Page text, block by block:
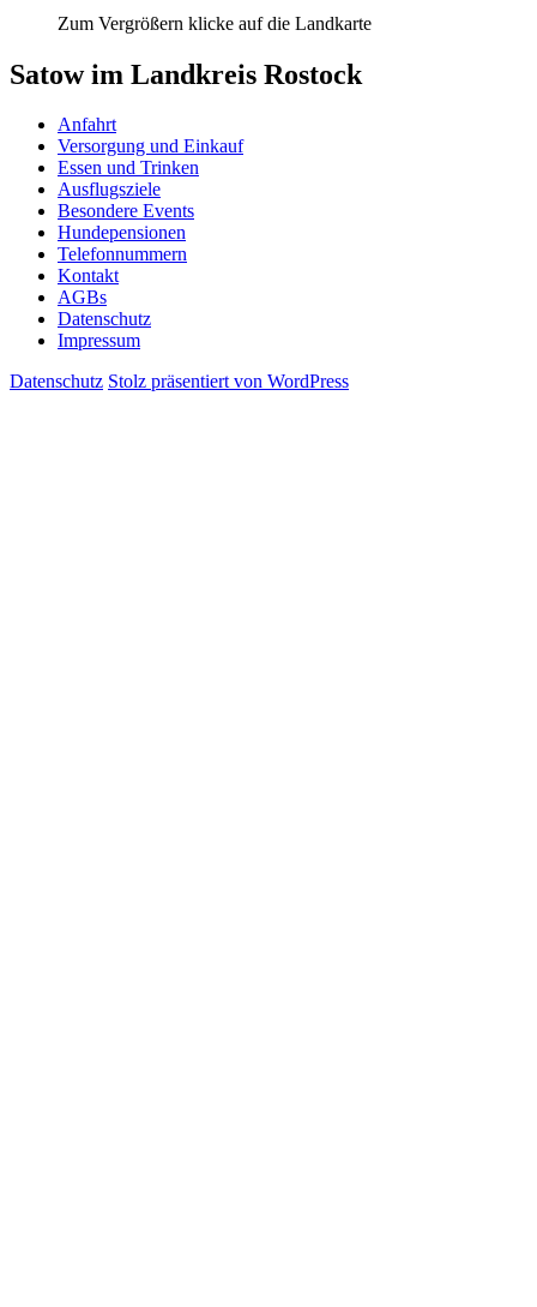
Zum Vergrößern klicke auf die Landkarte
Satow im Landkreis Rostock
Anfahrt
Versorgung und Einkauf
Essen und Trinken
Ausflugsziele
Besondere Events
Hundepensionen
Telefonnummern
Kontakt
AGBs
Datenschutz
Impressum
Datenschutz Stolz präsentiert von WordPress